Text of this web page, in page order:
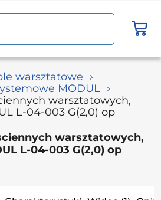
warsztatowe
MODUL
warsztatowych,
L-04-003 G(2,0) op
warsztatowych,
L-04-003 G(2,0) op